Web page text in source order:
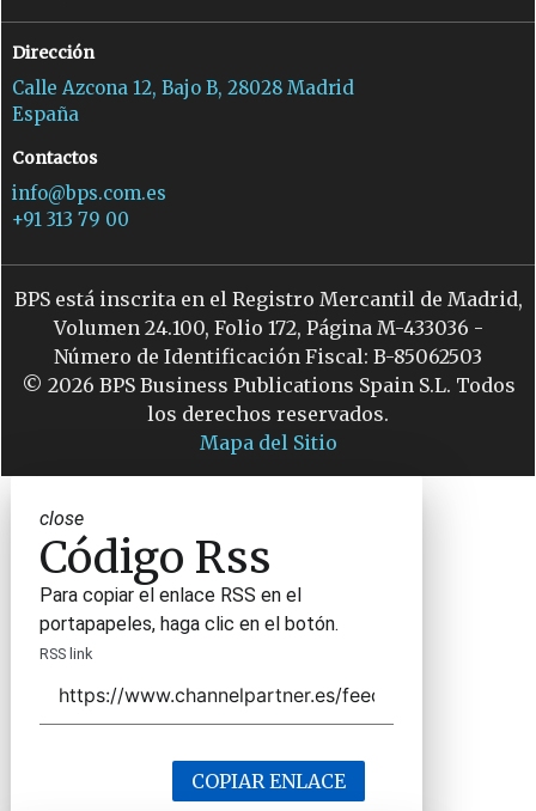
Dirección
Calle Azcona 12, Bajo B, 28028 Madrid
España
Contactos
info@bps.com.es
+91 313 79 00
BPS está inscrita en el Registro Mercantil de Madrid,
Volumen 24.100, Folio 172, Página M-433036 -
Número de Identificación Fiscal: B-85062503
© 2026 BPS Business Publications Spain S.L. Todos
los derechos reservados.
Mapa del Sitio
close
Código Rss
Para copiar el enlace RSS en el
portapapeles, haga clic en el botón.
RSS link
COPIAR ENLACE